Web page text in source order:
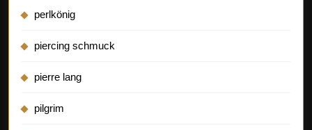
perlkönig
piercing schmuck
pierre lang
pilgrim